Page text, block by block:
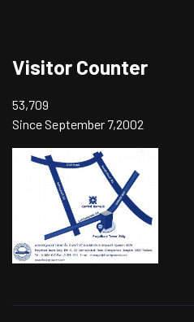
Visitor Counter
53,709
Since September 7,2002